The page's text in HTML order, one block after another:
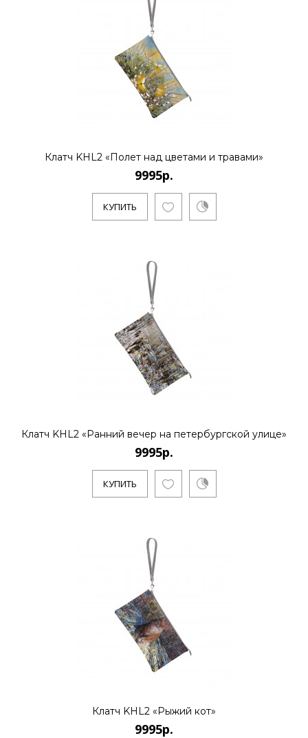
основателем нового стиля..
КУПИТЬ
Клатч KHL2 «Полет над цветами и травами»
9995р.
КУПИТЬ
Клатч KHL2 «Ранний вечер на петербургской улице»
9995р.
КУПИТЬ
Клатч KHL2 «Рыжий кот»
9995р.